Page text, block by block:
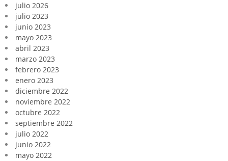
julio 2026
julio 2023
junio 2023
mayo 2023
abril 2023
marzo 2023
febrero 2023
enero 2023
diciembre 2022
noviembre 2022
octubre 2022
septiembre 2022
julio 2022
junio 2022
mayo 2022